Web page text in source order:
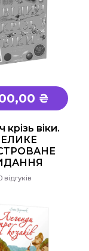
₴
крізь віки.
відгуків